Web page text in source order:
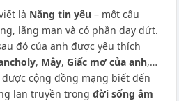
là Nắng tin yêu – một câu
lãng mạn và có phần day dứt.
đó của anh được yêu thích
, Mây, Giấc mơ của anh,…
cộng đồng mạng biết đến
lan truyền trong đời sống âm